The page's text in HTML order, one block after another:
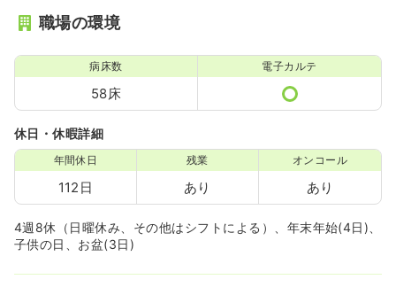
職場の環境
病床数
58床
電子カルテ
休日・休暇詳細
年間休日
112日
残業
あり
オンコール
あり
4週8休（日曜休み、その他はシフトによる）、年末年始(4日)、
子供の日、お盆(3日)